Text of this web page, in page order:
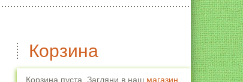
Корзина
Корзина пуста. Загляни в наш магазин